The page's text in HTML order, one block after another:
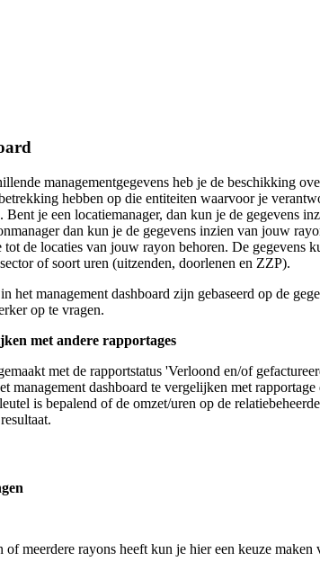
managementgegevens heb je de beschikking
hebben op die entiteiten waarvoor je
Bent je een locatiemanager, dan kun je de
dan kun je de gegevens inzien van jouw
de locaties van jouw rayon behoren. De gegevens
of soort uren (uitzenden, doorlenen en ZZP).
het management dashboard zijn gebaseerd op de
op te vragen.
met andere rapportages
met de rapportstatus 'Verloond en/of
management dashboard te vergelijken met
is bepalend of de omzet/uren op de
of meerdere rayons heeft kun je hier een keuze